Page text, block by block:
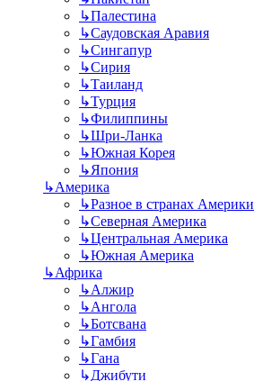
↳Палестина
↳Саудовская Аравия
↳Сингапур
↳Сирия
↳Таиланд
↳Турция
↳Филиппины
↳Шри-Ланка
↳Южная Корея
↳Япония
↳Америка
↳Разное в странах Америки
↳Северная Америка
↳Центральная Америка
↳Южная Америка
↳Африка
↳Алжир
↳Ангола
↳Ботсвана
↳Гамбия
↳Гана
↳Джибути